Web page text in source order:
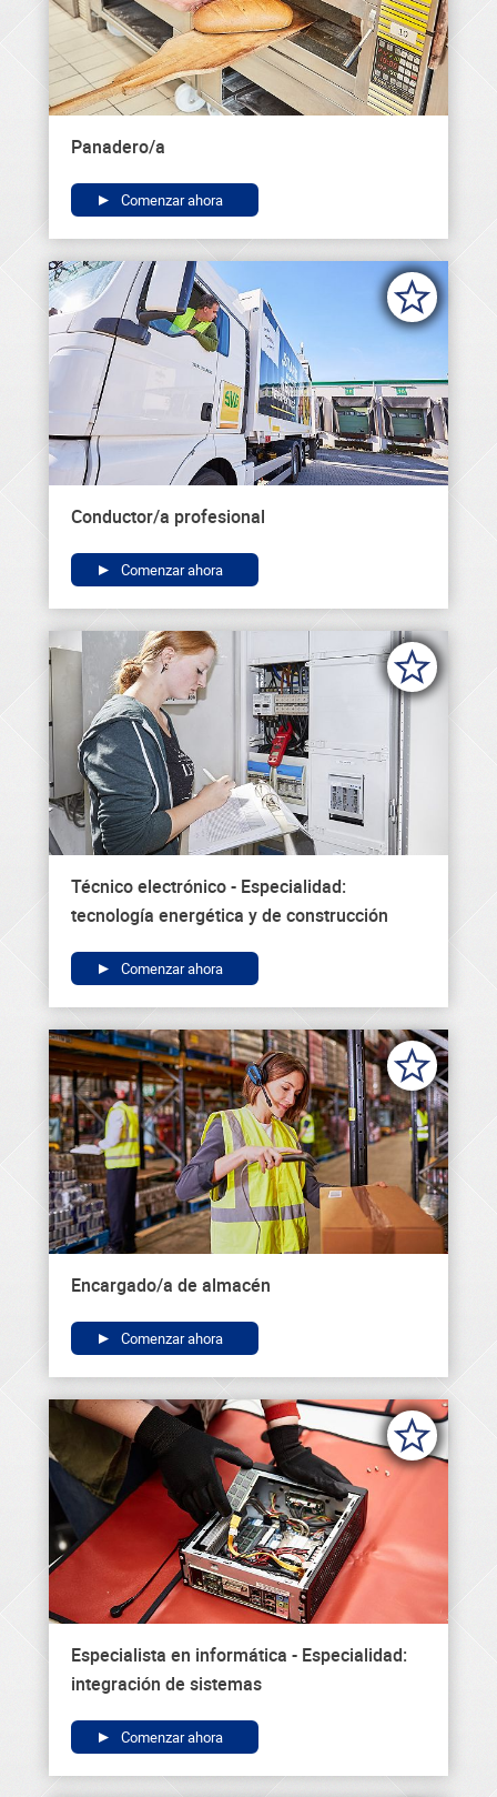
Panadero/a
Comenzar ahora
Conductor/a profesional
Comenzar ahora
Técnico electrónico - Especialidad:
tecnología energética y de construcción
Comenzar ahora
Encargado/a de almacén
Comenzar ahora
Especialista en informática - Especialidad:
integración de sistemas
Comenzar ahora